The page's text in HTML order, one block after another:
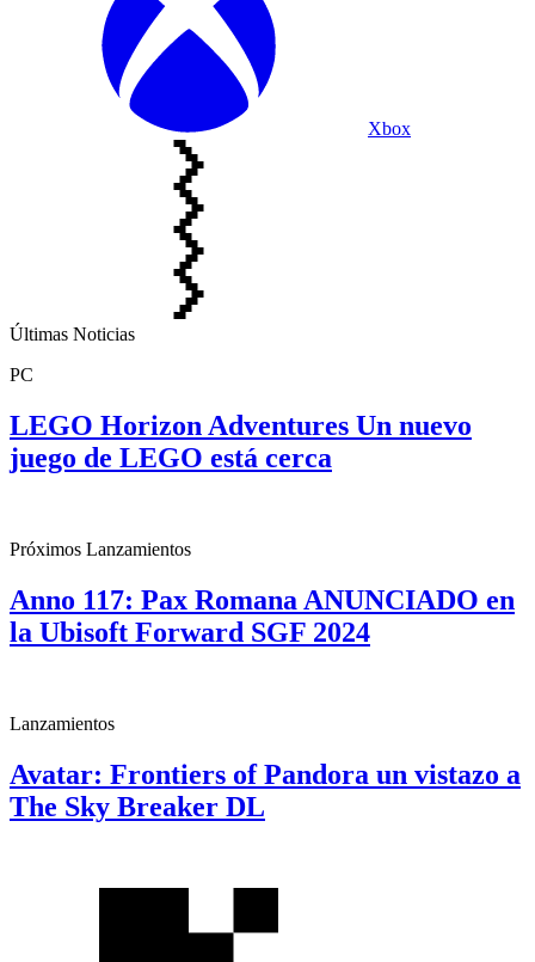
Xbox
Últimas Noticias
PC
LEGO Horizon Adventures Un nuevo
juego de LEGO está cerca
Próximos Lanzamientos
Anno 117: Pax Romana ANUNCIADO en
la Ubisoft Forward SGF 2024
Lanzamientos
Avatar: Frontiers of Pandora un vistazo a
The Sky Breaker DL